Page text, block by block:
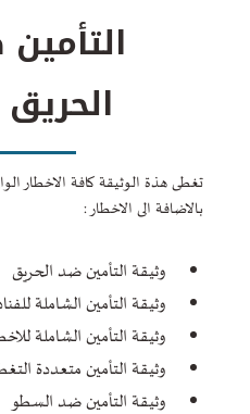
تغطى هذة الوثيقة كافة الاخطار
بالاضافة الى الاخطار :
وثيقة التأمين ضد الحريق
وثيقة التأمين الشاملة
وثيقة التأمين الشاملة
وثيقة التأمين متعددة
وثيقة التأمين ضد السطو